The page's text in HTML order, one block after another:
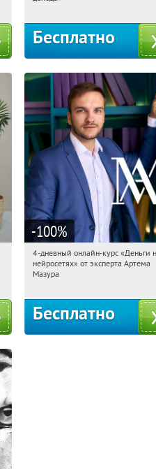
Бесплатно
-100%
12:10:16 Получили:
Россия
4-дневный онлайн-курс «Деньги
нейросетях» от эксперта Артема
Мазура
Бесплатно